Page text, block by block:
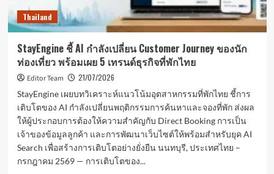
ร่วม
สร้าง
ห่วง
คุณค่า
“ปัญญา
ประดิษฐ์
พื้นที่
อาคาร”
(Building
Space
Intelligence)
ครอบคลุม
Thailand
StayEngine ชี้ AI กำลังเปลี่ยน Customer Journey ของนัก
ท่องเที่ยว พร้อมเผย 5 เทรนด์ธุรกิจที่พักไทย
Editor Team
21/07/2026
StayEngine เผยบทวิเคราะห์แนวโน้มอุตสาหกรรมที่พักไทย ชี้การ
เติบโตของ AI กำลังเปลี่ยนพฤติกรรมการค้นหาและจองที่พัก ส่งผล
ให้ผู้ประกอบการต้องให้ความสำคัญกับ Direct Booking การเป็น
เจ้าของข้อมูลลูกค้า และการพัฒนาเว็บไซต์ให้พร้อมสำหรับยุค AI
Search เพื่อสร้างการเติบโตอย่างยั่งยืน นนทบุรี, ประเทศไทย –
กรกฎาคม 2569 — การเติบโตของ...